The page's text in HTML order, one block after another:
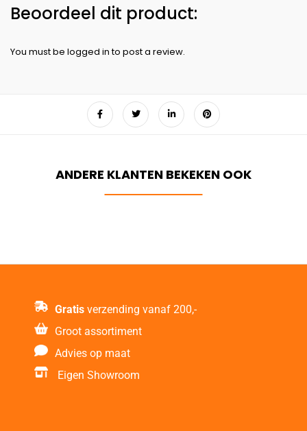
You must be logged into post a review.
Gratis verzending vanaf 200,-
Groot assortiment
Advies op maat
Eigen Showroom